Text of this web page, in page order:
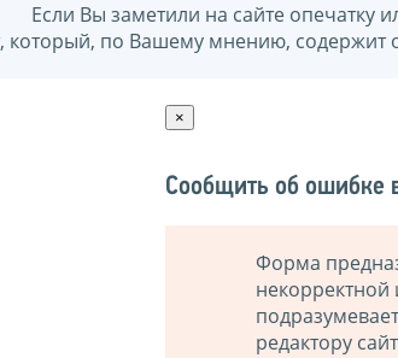
Если Вы заметили на сайте опечатку
который, по Вашему мнению,
×
Сообщить об ошибке
Форма
редактору